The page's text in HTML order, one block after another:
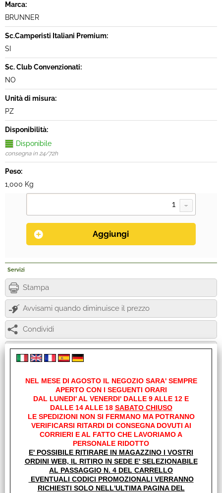
Marca:
BRUNNER
Sc.Camperisti Italiani Premium:
SI
Sc. Club Convenzionati:
NO
Unità di misura:
PZ
Disponibilità:
Disponibile
consegna in 24/72h
Peso:
1,000 Kg
Servizi
Stampa
Avvisami quando diminuisce il prezzo
Condividi
Richiedi informazioni
Dimensioni 60x9.5cm
I clienti che hanno acquistato questo prodotto,
hanno scelto anche questi articoli
NEL MESE DI AGOSTO IL NEGOZIO SARA' SEMPRE
APERTO CON I SEGUENTI ORARI
DAL LUNEDI' AL VENERDI' DALLE 9 ALLE 12 E
DALLE 14 ALLE 18 SABATO CHIUSO
LE SPEDIZIONI NON SI FERMANO MA POTRANNO
VERIFICARSI RITARDI DI CONSEGNA DOVUTI AI
CORRIERI E AL FATTO CHE LAVORIAMO A
PERSONALE RIDOTTO
E' POSSIBILE RITIRARE IN MAGAZZINO I VOSTRI
ORDINI WEB, IL RITIRO IN SEDE E' SELEZIONABILE
AL PASSAGGIO N. 4 DEL CARRELLO
EVENTUALI CODICI PROMOZIONALI VERRANNO
RICHIESTI SOLO NELL'ULTIMA PAGINA DEL